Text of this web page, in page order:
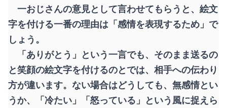
一おじさんの意見として言わせてもらうと、絵文
字を付ける一番の理由は「感情を表現するため」で
しょう。
「ありがとう」という一言でも、そのまま送るの
と笑顔の絵文字を付けるのとでは、相手への伝わり
方が違います。ない場合はどうしても、無感情とい
うか、「冷たい」「怒っている」という風に捉えら